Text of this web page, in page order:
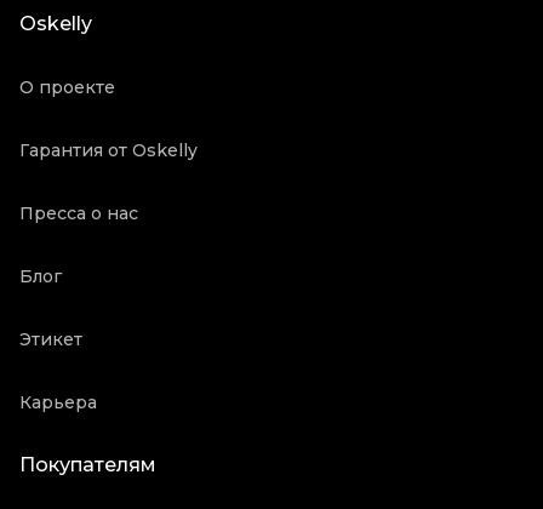
Oskelly
О проекте
Гарантия от Oskelly
Пресса о нас
Блог
Этикет
Карьера
Покупателям